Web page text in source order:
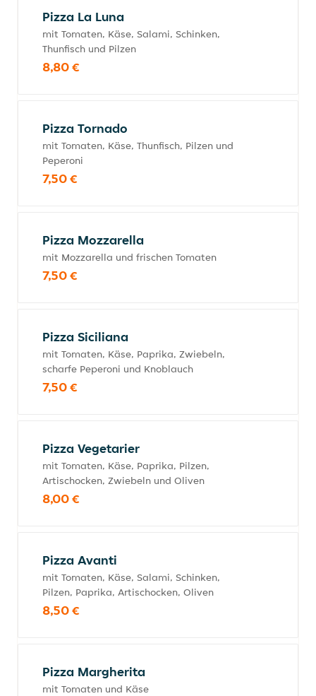
Pizza La Luna
mit Tomaten, Käse, Salami, Schinken,
Thunfisch und Pilzen
8,80 €
Pizza Tornado
mit Tomaten, Käse, Thunfisch, Pilzen und
Peperoni
7,50 €
Pizza Mozzarella
mit Mozzarella und frischen Tomaten
7,50 €
Pizza Siciliana
mit Tomaten, Käse, Paprika, Zwiebeln,
scharfe Peperoni und Knoblauch
7,50 €
Pizza Vegetarier
mit Tomaten, Käse, Paprika, Pilzen,
Artischocken, Zwiebeln und Oliven
8,00 €
Pizza Avanti
mit Tomaten, Käse, Salami, Schinken,
Pilzen, Paprika, Artischocken, Oliven
8,50 €
Pizza Margherita
mit Tomaten und Käse